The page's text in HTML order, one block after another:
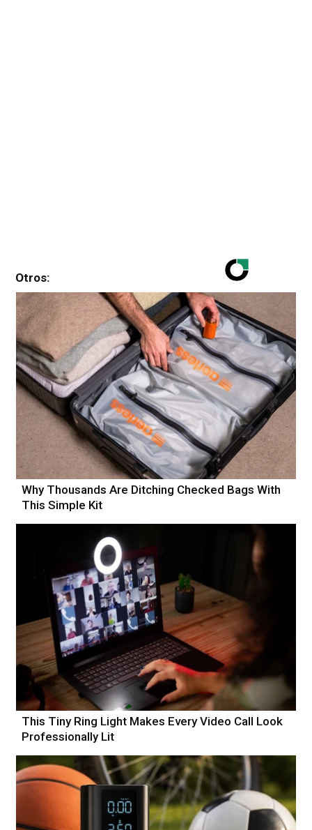
Otros:
Why Thousands Are Ditching Checked Bags With
This Simple Kit
This Tiny Ring Light Makes Every Video Call Look
Professionally Lit